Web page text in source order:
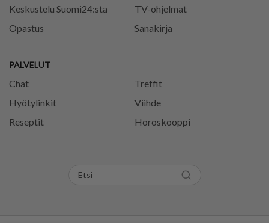
Keskustelu Suomi24:sta
Opastus
PALVELUT
Chat
Treffit
Hyötylinkit
Viihde
Reseptit
Horoskooppi
TV-ohjelmat
Sanakirja